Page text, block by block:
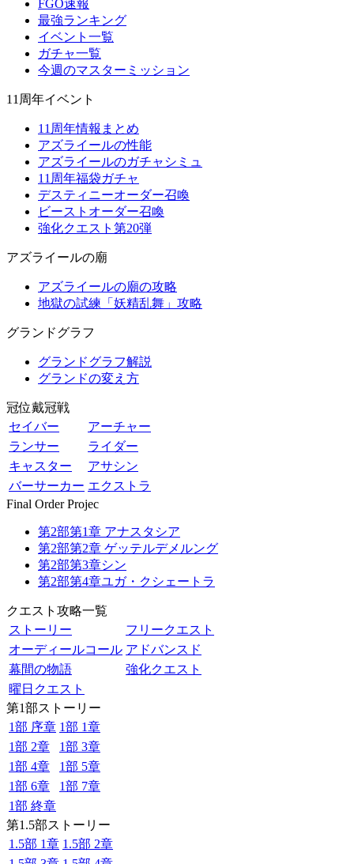
FGO速報
最強ランキング
イベント一覧
ガチャ一覧
今週のマスターミッション
11周年イベント
11周年情報まとめ
アズライールの性能
アズライールのガチャシミュ
11周年福袋ガチャ
デスティニーオーダー召喚
ビーストオーダー召喚
強化クエスト第20弾
アズライールの廟
アズライールの廟の攻略
地獄の試練「妖精乱舞」攻略
グランドグラフ
グランドグラフ解説
グランドの変え方
冠位戴冠戦
セイバー
アーチャー
ランサー
ライダー
キャスター
アサシン
バーサーカー エクストラ
Final Order Projec
第2部第1章 アナスタシア
第2部第2章 ゲッテルデメルング
第2部第3章シン
第2部第4章ユガ・クシェートラ
クエスト攻略一覧
ストーリー
フリークエスト
オーディールコール アドバンスド
幕間の物語
強化クエスト
曜日クエスト
第1部ストーリー
1部 序章 1部 1章
1部 2章
1部 3章
1部 4章
1部 5章
1部 6章
1部 7章
1部 終章
第1.5部ストーリー
1.5部 1章 1.5部 2章